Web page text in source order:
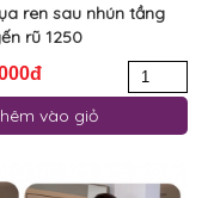
ren sau nhún tầng
rũ 1250
vào giỏ